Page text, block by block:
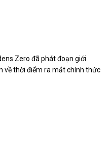
Zero đã phát đoạn giới
về thời điểm ra mắt chính thức